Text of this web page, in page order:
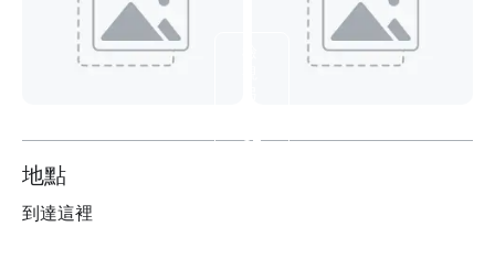
32
地點
到達這裡